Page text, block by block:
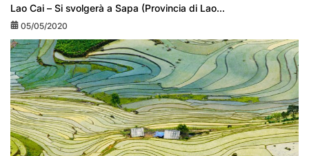
Lao Cai – Si svolgerà a Sapa (Provincia di Lao...
05/05/2020